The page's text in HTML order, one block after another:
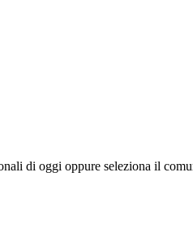
di oggi oppure seleziona il